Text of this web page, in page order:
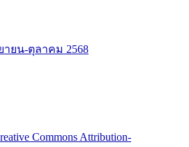
ายน-ตุลาคม 2568
Commons Attribution-